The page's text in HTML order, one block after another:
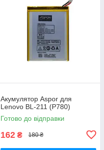
Акумулятор Aspor для
Lenovo BL-211 (P780)
Готово до відправки
162 ₴ 180 ₴